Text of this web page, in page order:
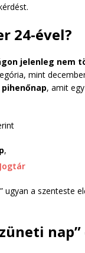
24-ével?
jelenleg nem
mint
, amit
,
Jogtár
ugyan a szenteste